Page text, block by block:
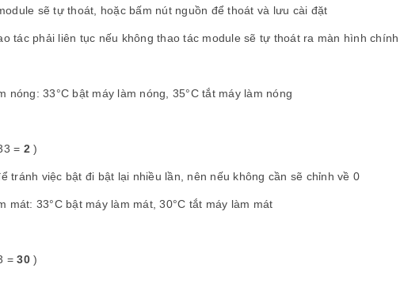
sẽ tự thoát, hoặc bấm nút nguồn để thoát và lưu cài đặt
tác phải liên tục nếu không thao tác module sẽ tự thoát ra màn hình chính
nóng: 33°C bật máy làm nóng, 35°C tắt máy làm nóng
= 2 )
tránh việc bật đi bật lại nhiều lần, nên nếu không cần sẽ chỉnh về 0
mát: 33°C bật máy làm mát, 30°C tắt máy làm mát
=30)